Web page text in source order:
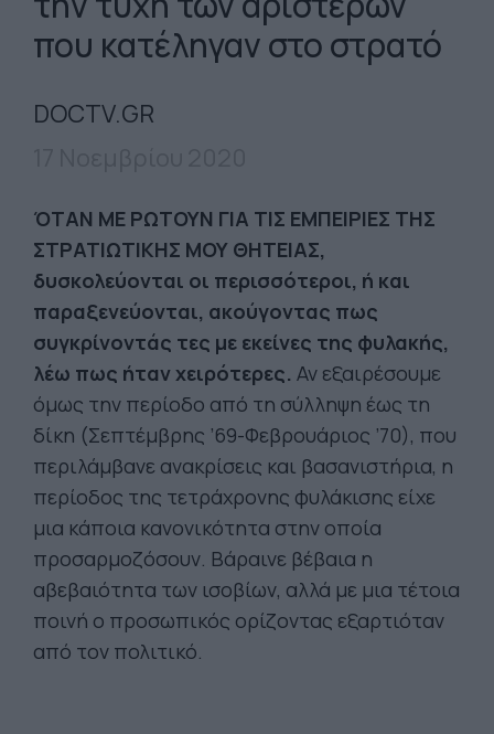
που κατέληγαν στο στρατό
DOCTV.GR
ΌΤΑΝ ΜΕ ΡΩΤΟΥΝ ΓΙΑ ΤΙΣ ΕΜΠΕΙΡΙΕΣ ΤΗΣ
ΣΤΡΑΤΙΩΤΙΚΗΣ ΜΟΥ ΘΗΤΕΙΑΣ,
δυσκολεύονται οι περισσότεροι, ή και
παραξενεύονται, ακούγοντας πως
συγκρίνοντάς τες με εκείνες της φυλακής,
λέω πως ήταν χειρότερες. Αν εξαιρέσουμε
όμως την περίοδο από τη σύλληψη έως τη
δίκη (Σεπτέμβρης ’69-Φεβρουάριος ’70), που
περιλάμβανε ανακρίσεις και βασανιστήρια, η
περίοδος της τετράχρονης φυλάκισης είχε
μια κάποια κανονικότητα στην οποία
προσαρμοζόσουν. Βάραινε βέβαια η
αβεβαιότητα των ισοβίων, αλλά με μια τέτοια
ποινή ο προσωπικός ορίζοντας εξαρτιόταν
από τον πολιτικό.